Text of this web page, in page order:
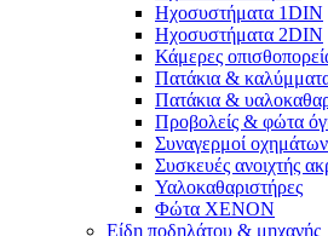
Ηχοσυστήματα 1DIN
Ηχοσυστήματα 2DIN
Κάμερες
Πατάκια &
Πατάκια &
Προβολείς & φώτα
Συναγερμοί
Συσκευές ανοιχτής
Υαλοκαθαριστήρες
Φώτα XENON
Είδη ποδηλάτου & μηχανής